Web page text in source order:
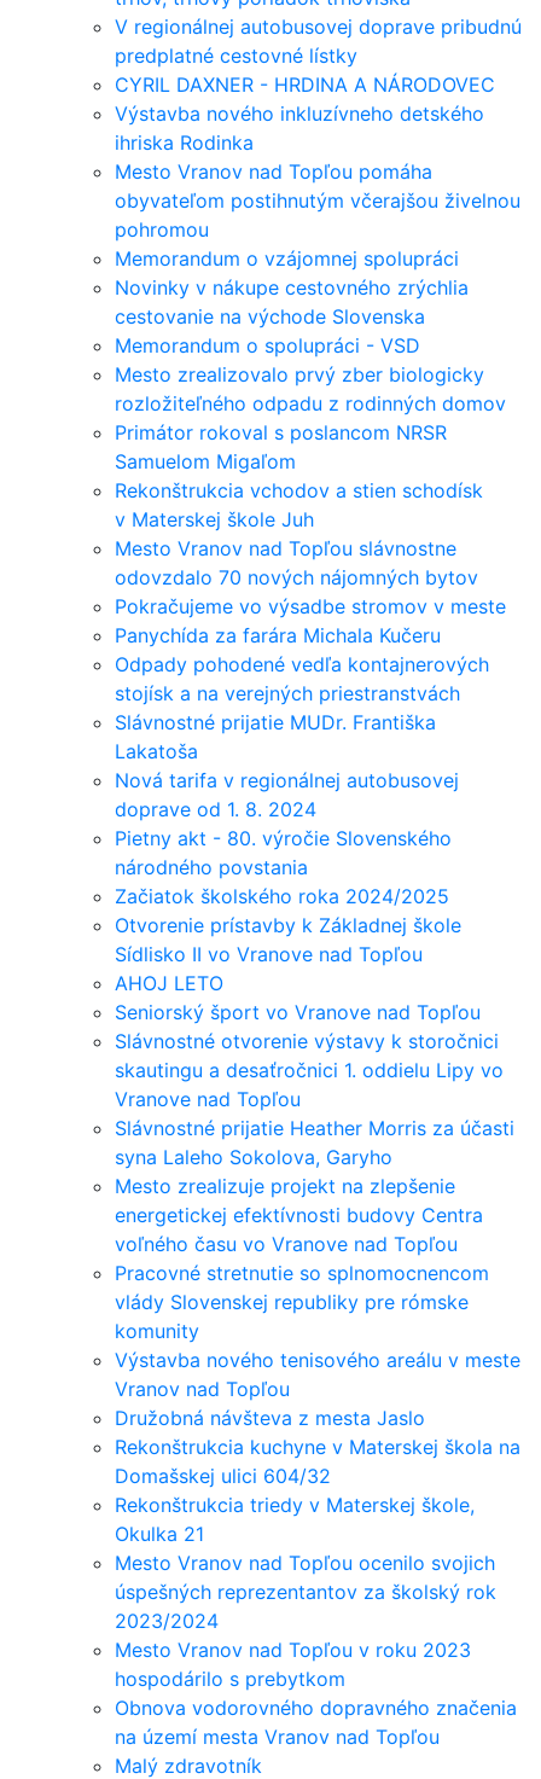
V regionálnej autobusovej doprave pribudnú
predplatné cestovné lístky
CYRIL DAXNER - HRDINA A NÁRODOVEC
Výstavba nového inkluzívneho detského
ihriska Rodinka
Mesto Vranov nad Topľou pomáha
obyvateľom postihnutým včerajšou živelnou
pohromou
Memorandum o vzájomnej spolupráci
Novinky v nákupe cestovného zrýchlia
cestovanie na východe Slovenska
Memorandum o spolupráci - VSD
Mesto zrealizovalo prvý zber biologicky
rozložiteľného odpadu z rodinných domov
Primátor rokoval s poslancom NRSR
Samuelom Migaľom
Rekonštrukcia vchodov a stien schodísk
v Materskej škole Juh
Mesto Vranov nad Topľou slávnostne
odovzdalo 70 nových nájomných bytov
Pokračujeme vo výsadbe stromov v meste
Panychída za farára Michala Kučeru
Odpady pohodené vedľa kontajnerových
stojísk a na verejných priestranstvách
Slávnostné prijatie MUDr. Františka
Lakatoša
Nová tarifa v regionálnej autobusovej
doprave od 1. 8. 2024
Pietny akt - 80. výročie Slovenského
národného povstania
Začiatok školského roka 2024/2025
Otvorenie prístavby k Základnej škole
Sídlisko II vo Vranove nad Topľou
AHOJ LETO
Seniorský šport vo Vranove nad Topľou
Slávnostné otvorenie výstavy k storočnici
skautingu a desaťročnici 1. oddielu Lipy vo
Vranove nad Topľou
Slávnostné prijatie Heather Morris za účasti
syna Laleho Sokolova, Garyho
Mesto zrealizuje projekt na zlepšenie
energetickej efektívnosti budovy Centra
voľného času vo Vranove nad Topľou
Pracovné stretnutie so splnomocnencom
vlády Slovenskej republiky pre rómske
komunity
Výstavba nového tenisového areálu v meste
Vranov nad Topľou
Družobná návšteva z mesta Jaslo
Rekonštrukcia kuchyne v Materskej škola na
Domašskej ulici 604/32
Rekonštrukcia triedy v Materskej škole,
Okulka 21
Mesto Vranov nad Topľou ocenilo svojich
úspešných reprezentantov za školský rok
2023/2024
Mesto Vranov nad Topľou v roku 2023
hospodárilo s prebytkom
Obnova vodorovného dopravného značenia
na území mesta Vranov nad Topľou
Malý zdravotník